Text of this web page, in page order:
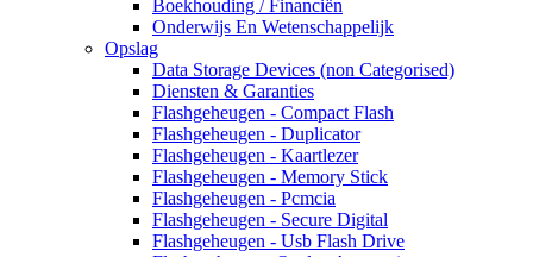
Boekhouding / Financiën
Onderwijs En Wetenschappelijk
Opslag
Data Storage Devices (non Categorised)
Diensten & Garanties
Flashgeheugen - Compact Flash
Flashgeheugen - Duplicator
Flashgeheugen - Kaartlezer
Flashgeheugen - Memory Stick
Flashgeheugen - Pcmcia
Flashgeheugen - Secure Digital
Flashgeheugen - Usb Flash Drive